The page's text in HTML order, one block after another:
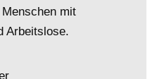
mit
Arbeitslose.